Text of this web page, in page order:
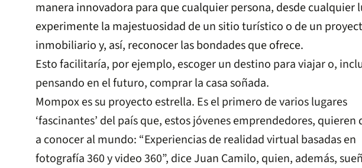
manera innovadora para que cualquier persona, desde cualquier
experimente la majestuosidad de un sitio turístico o de un
inmobiliario y, así, reconocer las bondades que ofrece.
Esto facilitaría, por ejemplo, escoger un destino para viajar o,
pensando en el futuro, comprar la casa soñada.
Mompox es su proyecto estrella. Es el primero de varios lugares
‘fascinantes’ del país que, estos jóvenes emprendedores, quieren
a conocer al mundo: “Experiencias de realidad virtual basadas en
fotografía 360 y video 360”, dice Juan Camilo, quien, además,